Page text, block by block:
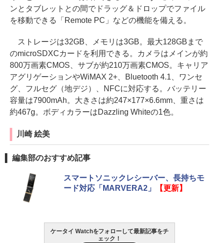
ンとタブレットとの間でドラッグ＆ドロップでファイル
を移動できる「Remote PC」などの機能を備える。
ストレージは32GB、メモリは3GB。最大128GBまで
のmicroSDXCカードを利用できる。カメラはメインが約
800万画素CMOS、サブが約210万画素CMOS。キャリア
アグリゲーションやWiMAX 2+、Bluetooth 4.1、ワンセ
グ、フルセグ（地デジ）、NFCに対応する。バッテリー
容量は7900mAh。大きさは約247×177×6.6mm、重さは
約467g。ボディカラーはDazzling Whiteの1色。
川崎 絵美
編集部のおすすめ記事
スマートソニックレシーバー、長持ちモ
ード対応「MARVERA2」
【更新】
ケータイ Watchをフォローして最新記事をチ
ェック！